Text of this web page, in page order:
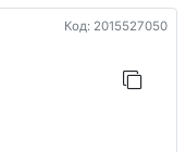
Код: 2015527050